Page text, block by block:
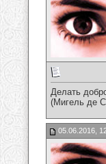
Делать
(Мигель де
05.06.2016,